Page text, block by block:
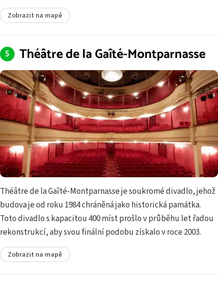
Zobrazit na mapě
Théâtre de la Gaîté-Montparnasse
Théâtre de la Gaîté-Montparnasse je soukromé divadlo, jehož
budova je od roku 1984 chráněná jako historická památka.
Toto divadlo s kapacitou 400 míst prošlo v průběhu let řadou
rekonstrukcí, aby svou finální podobu získalo v roce 2003.
Zobrazit na mapě